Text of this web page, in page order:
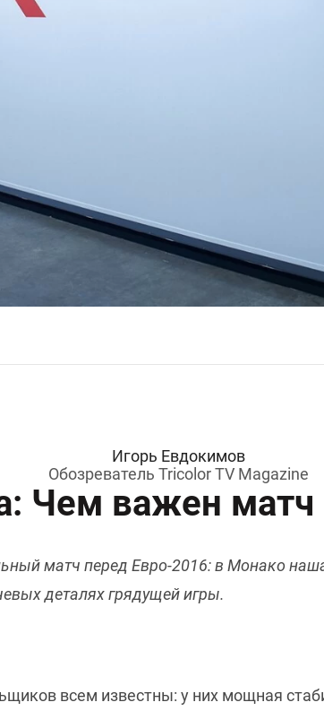
Игорь Евдокимов
Обозреватель Tricolor TV Magazine
Чем важен
матч перед Евро-2016: в Монако
деталях грядущей игры.
всем известны: у них мощная